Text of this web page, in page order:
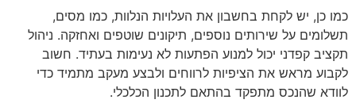
כמו כן, יש לקחת בחשבון את העלויות הנלוות, כמו מסים,
תשלומים על שירותים נוספים, תיקונים שוטפים ואחזקה. ניהול
תקציב קפדני יכול למנוע הפתעות לא נעימות בעתיד. חשוב
לקבוע מראש את הציפיות לרווחים ולבצע מעקב מתמיד כדי
לוודא שהנכס מתפקד בהתאם לתכנון הכלכלי.